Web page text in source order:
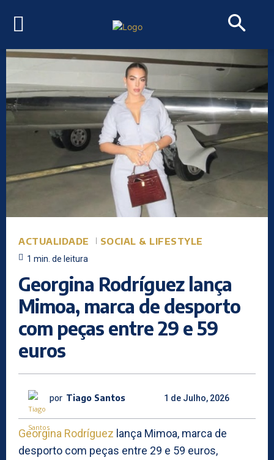
ACTUALIDADE SOCIAL & LIFESTYLE
1 min. de leitura
Georgina Rodríguez lança
Mimoa, marca de desporto
com peças entre 29 e 59
euros
por Tiago Santos 1 de Julho, 2026
Georgina Rodríguez lança Mimoa, marca de
desporto com peças entre 29 e 59 euros,